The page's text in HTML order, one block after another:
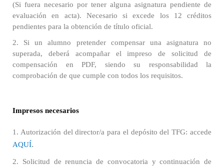
(Si fuera necesario por tener alguna asignatura pendiente de
evaluación en acta). Necesario si excede los 12 créditos
pendientes para la obtención de título oficial.
2. Si un alumno pretender compensar una asignatura no
superada, deberá acompañar el impreso de solicitud de
compensación en PDF, siendo su responsabilidad la
comprobación de que cumple con todos los requisitos.
Impresos necesarios
1. Autorización del director/a para el depósito del TFG: accede
AQUÍ.
2. Solicitud de renuncia de convocatoria y continuación de